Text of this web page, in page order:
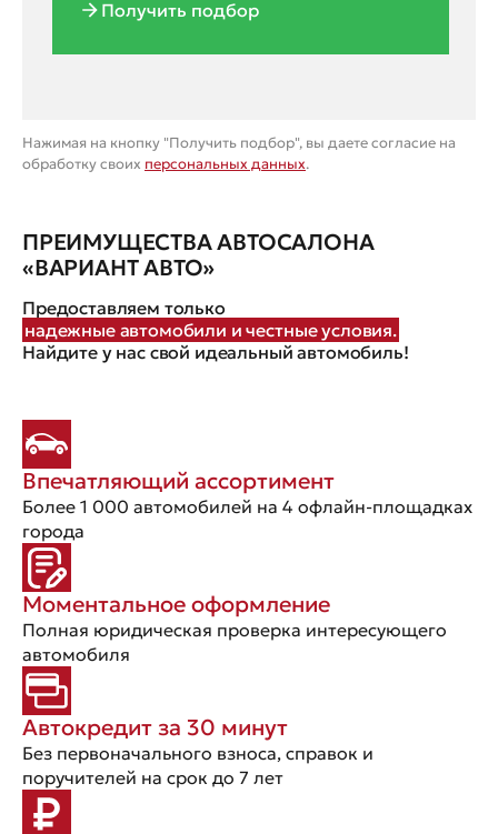
Получить подбор
Нажимая на кнопку "Получить подбор", вы даете согласие на
обработку своих персональных данных.
ПРЕИМУЩЕСТВА АВТОСАЛОНА
«ВАРИАНТ АВТО»
Предоставляем только
надежные автомобили и честные условия.
Найдите у нас свой идеальный автомобиль!
Впечатляющий ассортимент
Более 1 000 автомобилей на 4 офлайн-площадках
города
Моментальное оформление
Полная юридическая проверка интересующего
автомобиля
Автокредит за 30 минут
Без первоначального взноса, справок и
поручителей на срок до 7 лет